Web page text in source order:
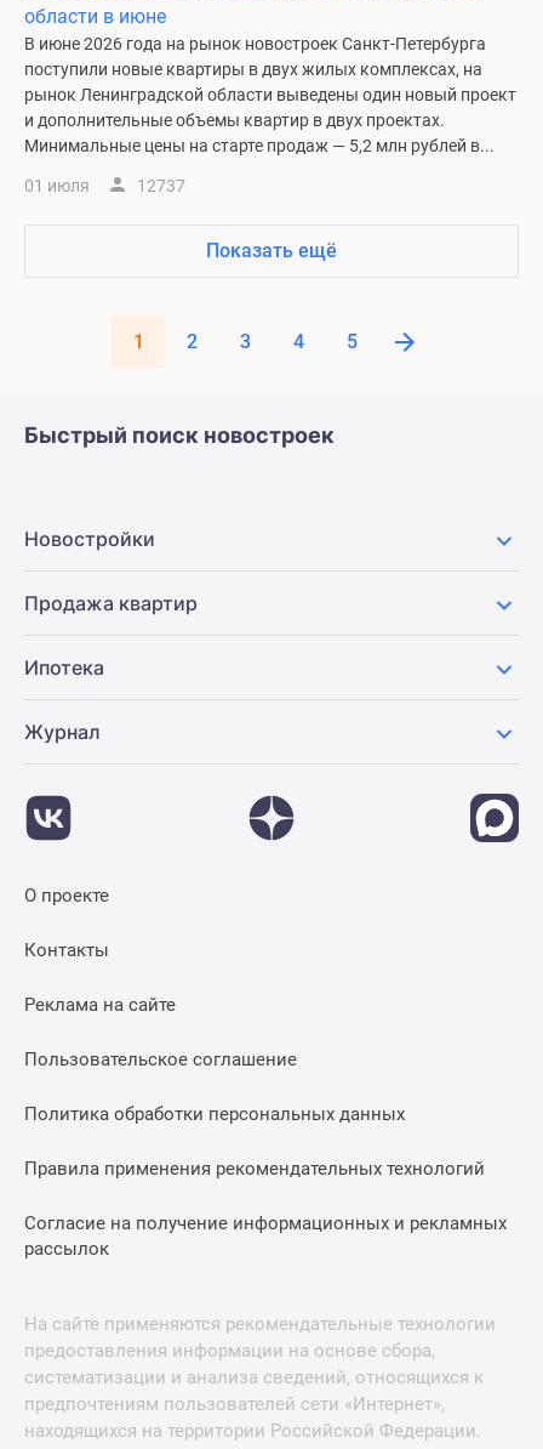
области в июне
В июне 2026 года на рынок новостроек Санкт-Петербурга
поступили новые квартиры в двух жилых комплексах, на
рынок Ленинградской области выведены один новый проект
и дополнительные объемы квартир в двух проектах.
Минимальные цены на старте продаж — 5,2 млн рублей в...
01 июля 12737
Показать ещё
1 2 3 4 5
Быстрый поиск новостроек
Новостройки
Продажа квартир
Ипотека
Журнал
О проекте
Контакты
Реклама на сайте
Пользовательское соглашение
Политика обработки персональных данных
Правила применения рекомендательных технологий
Согласие на получение информационных и рекламных
рассылок
На сайте применяются рекомендательные технологии
предоставления информации на основе сбора,
систематизации и анализа сведений, относящихся к
предпочтениям пользователей сети «Интернет»,
находящихся на территории Российской Федерации.